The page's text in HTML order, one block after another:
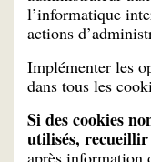
l’informatique
actions
Implémenter les
dans tous les
Si des cookies
utilisés, recueillir
après information